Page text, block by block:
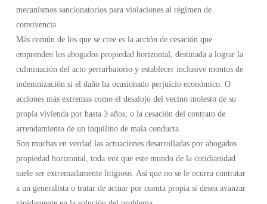
mecanismos sancionatorios para violaciones al régimen de
convivencia.
Más común de los que se cree es la acción de cesación que
emprenden los abogados propiedad horizontal, destinada a lograr la
culminación del acto perturbatorio y establecer inclusive montos de
indemnización si el daño ha ocasionado perjuicio económico. O
acciones más extremas como el desalojo del vecino molesto de su
propia vivienda por hasta 3 años, o la cesación del contrato de
arrendamiento de un inquilino de mala conducta.
Son muchas en verdad las actuaciones desarrolladas por abogados
propiedad horizontal, toda vez que este mundo de la cotidianidad
suele ser extremadamente litigioso. Así que no se le ocurra contratar
a un generalista o tratar de actuar por cuenta propia si desea avanzar